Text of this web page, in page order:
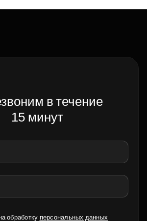
в течение
15 минут
обработку персональных данных